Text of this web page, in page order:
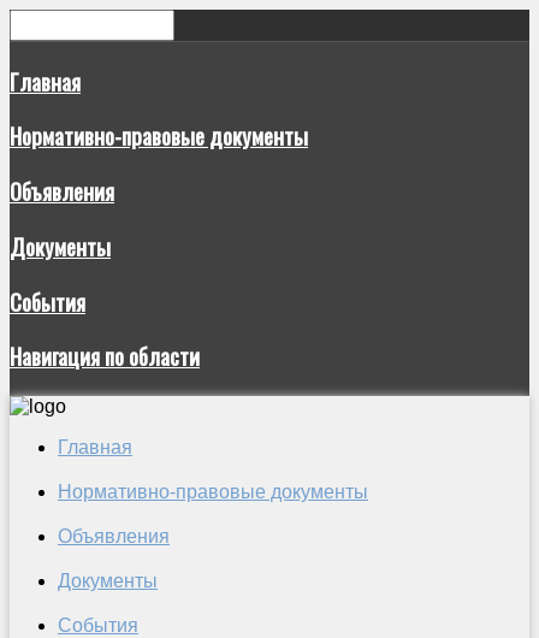
Главная
Нормативно-правовые документы
Объявления
Документы
События
Навигация по области
Главная
Нормативно-правовые документы
Объявления
Документы
События